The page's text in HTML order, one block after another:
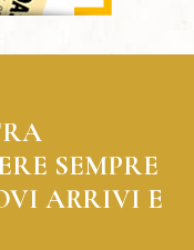
SEMPRE
ARRIVI E